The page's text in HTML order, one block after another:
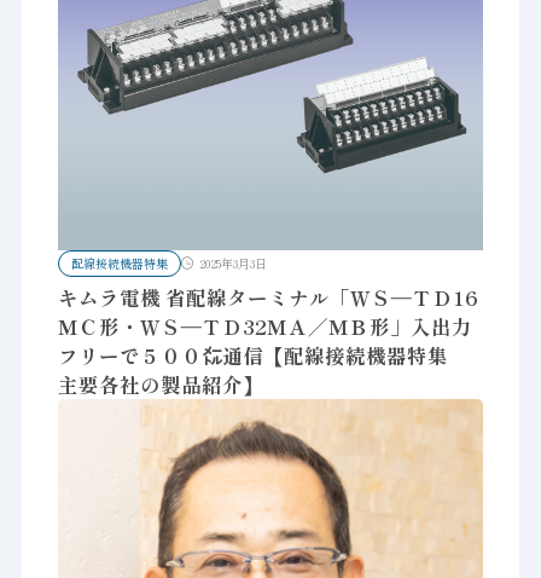
配線接続機器特集 2025年3月3日
キムラ電機 省配線ターミナル「ＷＳ―ＴＤ16
ＭＣ形・ＷＳ―ＴＤ32ＭＡ／ＭＢ形」入出力
フリーで５００㍍通信【配線接続機器特集
主要各社の製品紹介】